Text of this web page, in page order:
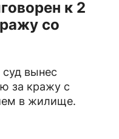
к 2
со
вынес
за кражу с
в жилище.